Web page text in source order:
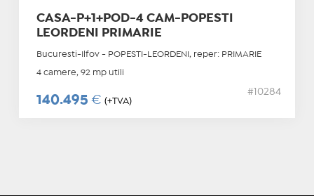
CASA-P+1+POD-4 CAM-POPESTI
LEORDENI PRIMARIE
Bucuresti-Ilfov - POPESTI-LEORDENI, reper: PRIMARIE
4 camere, 92 mp utili
140.495 € (+TVA)
#10284